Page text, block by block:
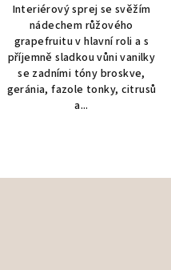
Interiérový sprej se svěžím
nádechem růžového
grapefruitu v hlavní roli a s
příjemně sladkou vůni vanilky
se zadními tóny broskve,
geránia, fazole tonky, citrusů
a...